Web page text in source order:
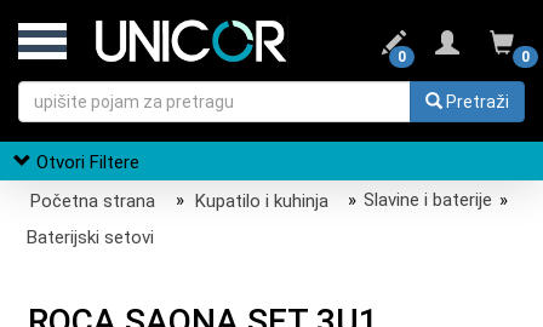
0
0
Pretraži
Otvori Filtere
Početna strana
» Kupatilo i kuhinja » Slavine i baterije »
Baterijski setovi